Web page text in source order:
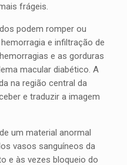
frágeis.
podem romper ou
e infiltração de
e as gorduras
macular diabético. A
na região central da
e traduzir a imagem
um material anormal
vasos sanguíneos da
e às vezes bloqueio do